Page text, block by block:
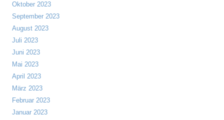
Oktober 2023
September 2023
August 2023
Juli 2023
Juni 2023
Mai 2023
April 2023
März 2023
Februar 2023
Januar 2023